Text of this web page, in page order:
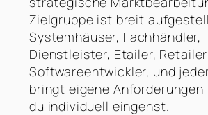
Zielgruppe ist breit
Systemhäuser, Fachhändler,
Dienstleister, Etailer,
Softwareentwickler, und
bringt eigene
du individuell eingehst.